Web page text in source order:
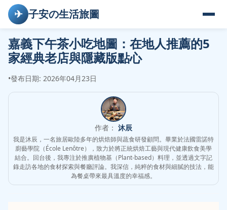
✈ 子安の生活旅圖
嘉義下午茶小吃地圖：在地人推薦的5
家經典老店與隱藏版點心
•發布日期: 2026年04月23日
作者： 沐辰
我是沐辰，一名旅居歐陸多年的烘焙師與蔬食研發顧問。畢業於法國雷諾特
廚藝學院（École Lenôtre），致力於將正統烘焙工藝與現代健康飲食美學
結合。回台後，我專注於推廣植物基（Plant-based）料理，並透過文字記
錄走訪各地的食材探索與餐廳評論。我深信，純粹的食材與細膩的技法，能
為餐桌帶來最具溫度的幸福感。